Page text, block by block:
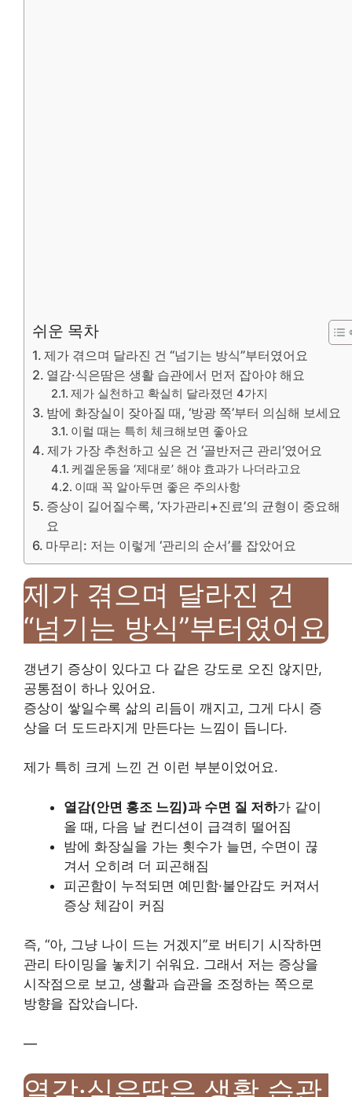
쉬운 목차
제가 겪으며 달라진 건 “넘기는 방식”부터였어요
열감·식은땀은 생활 습관에서 먼저 잡아야 해요
제가 실천하고 확실히 달라졌던 4가지
밤에 화장실이 잦아질 때, ‘방광 쪽’부터 의심해 보세요
이럴 때는 특히 체크해보면 좋아요
제가 가장 추천하고 싶은 건 ‘골반저근 관리’였어요
케겔운동을 ‘제대로’ 해야 효과가 나더라고요
이때 꼭 알아두면 좋은 주의사항
증상이 길어질수록, ‘자가관리+진료’의 균형이 중요해
요
마무리: 저는 이렇게 ‘관리의 순서’를 잡았어요
제가 겪으며 달라진 건
“넘기는 방식”부터였어요
갱년기 증상이 있다고 다 같은 강도로 오진 않지만,
공통점이 하나 있어요.
증상이 쌓일수록 삶의 리듬이 깨지고, 그게 다시 증
상을 더 도드라지게 만든다는 느낌이 듭니다.
제가 특히 크게 느낀 건 이런 부분이었어요.
열감(안면 홍조 느낌)과 수면 질 저하가 같이
올 때, 다음 날 컨디션이 급격히 떨어짐
밤에 화장실을 가는 횟수가 늘면, 수면이 끊
겨서 오히려 더 피곤해짐
피곤함이 누적되면 예민함·불안감도 커져서
증상 체감이 커짐
즉, “아, 그냥 나이 드는 거겠지”로 버티기 시작하면
관리 타이밍을 놓치기 쉬워요. 그래서 저는 증상을
시작점으로 보고, 생활과 습관을 조정하는 쪽으로
방향을 잡았습니다.
—
열감·식은땀은 생활 습관